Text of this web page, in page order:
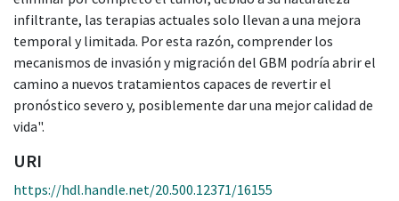
infiltrante, las terapias actuales solo llevan a una mejora
temporal y limitada. Por esta razón, comprender los
mecanismos de invasión y migración del GBM podría abrir el
camino a nuevos tratamientos capaces de revertir el
pronóstico severo y, posiblemente dar una mejor calidad de
vida".
URI
https://hdl.handle.net/20.500.12371/16155